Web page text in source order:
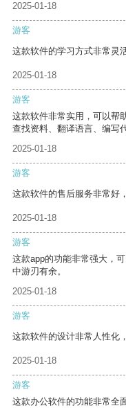
2025-01-18
游客
这款软件的学习方式非常灵
2025-01-18
游客
这款软件非常实用，可以帮
查找资料、翻译语言、编写
2025-01-18
游客
这款软件的售后服务非常好
2025-01-18
游客
这款app的功能非常强大，
中游刃有余。
2025-01-18
游客
这款软件的设计非常人性化
2025-01-18
游客
这款办公软件的功能非常全